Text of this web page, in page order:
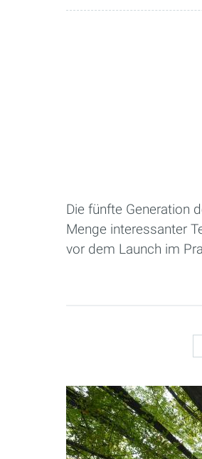
Die fünfte Generation
Menge interessanter
vor dem Launch im